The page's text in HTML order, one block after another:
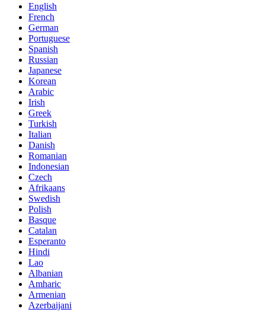
English
French
German
Portuguese
Spanish
Russian
Japanese
Korean
Arabic
Irish
Greek
Turkish
Italian
Danish
Romanian
Indonesian
Czech
Afrikaans
Swedish
Polish
Basque
Catalan
Esperanto
Hindi
Lao
Albanian
Amharic
Armenian
Azerbaijani